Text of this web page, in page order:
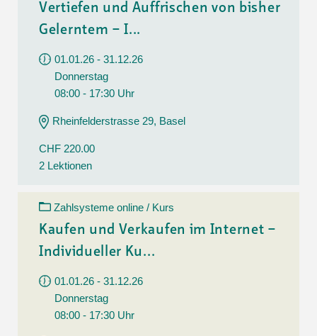
Vertiefen und Auffrischen von bisher
Gelerntem – I...
01.01.26 - 31.12.26
Donnerstag
08:00 - 17:30 Uhr
Rheinfelderstrasse 29, Basel
CHF 220.00
2 Lektionen
Zahlsysteme online / Kurs
Kaufen und Verkaufen im Internet –
Individueller Ku...
01.01.26 - 31.12.26
Donnerstag
08:00 - 17:30 Uhr